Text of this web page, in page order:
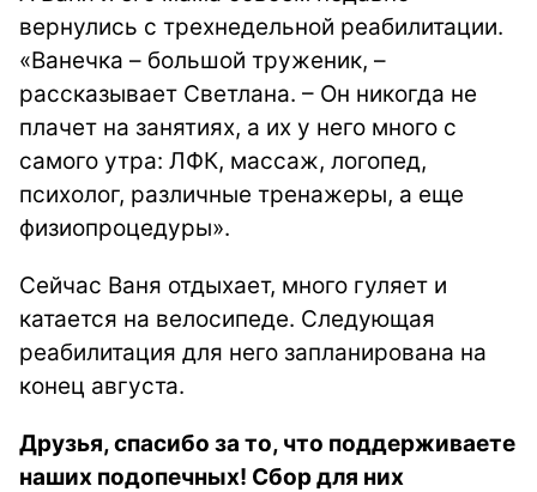
вернулись с трехнедельной реабилитации.
«Ванечка – большой труженик, –
рассказывает Светлана. – Он никогда не
плачет на занятиях, а их у него много с
самого утра: ЛФК, массаж, логопед,
психолог, различные тренажеры, а еще
физиопроцедуры».
Сейчас Ваня отдыхает, много гуляет и
катается на велосипеде. Следующая
реабилитация для него запланирована на
конец августа.
Друзья, спасибо за то, что поддерживаете
наших подопечных! Сбор для них